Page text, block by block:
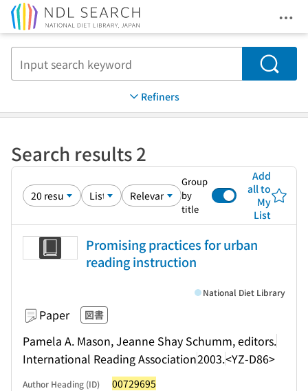
Search
Refiners
Search results 2
Group
by
title
Add
all to
My
List
Promising practices for urban
reading instruction
Paper 図書
Pamela A. Mason, Jeanne Shay Schumm, editors.
International Reading Association2003.<YZ-D86>
National Diet Library
Author Heading (ID) 00729695